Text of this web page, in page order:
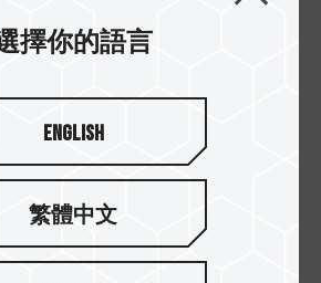
能強，迅速流暢
Digital 5.1」規範強調適用於
慧型手機和平板電腦，可依 A1
升效能，強調隨機讀取效能高達
擇你的語言
English
繁體中文